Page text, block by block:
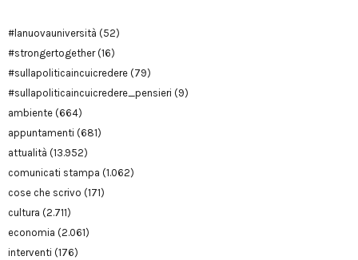
#lanuovauniversità (52)
#strongertogether(16)
#sullapoliticaincuicredere (79)
#sullapoliticaincuicredere_pensieri (9)
ambiente (664)
appuntamenti (681)
attualità (13.952)
comunicati stampa (1.062)
cose che scrivo (171)
cultura (2.711)
economia (2.061)
interventi (176)